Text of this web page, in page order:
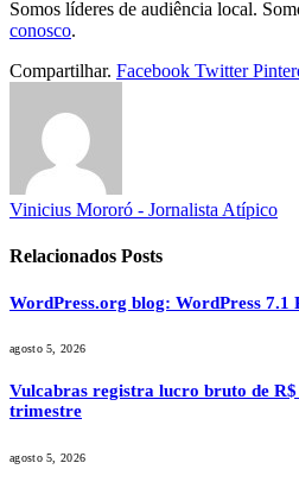
Somos líderes de audiência local.
conosco.
Compartilhar. Facebook Twitter
Vinicius Mororó - Jornalista Atípico
Relacionados Posts
WordPress.org blog: WordPress 7.1
agosto 5, 2026
Vulcabras registra lucro bruto de R$
trimestre
agosto 5, 2026